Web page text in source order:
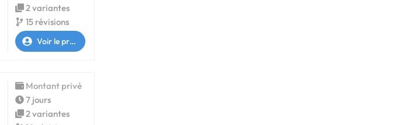
2 variantes
15 révisions
Voir le profil
Montant privé
7 jours
2 variantes